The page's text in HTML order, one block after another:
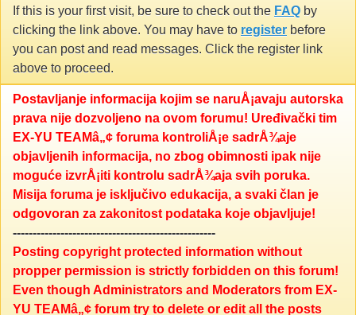
If this is your first visit, be sure to check out the FAQ by
clicking the link above. You may have to register before
you can post and read messages. Click the register link
above to proceed.
Postavljanje informacija kojim se naruÅ¡avaju autorska
prava nije dozvoljeno na ovom forumu! Uređivački tim
EX-YU TEAMâ„¢ foruma kontroliÅ¡e sadrÅ¾aje
objavljenih informacija, no zbog obimnosti ipak nije
moguće izvrÅ¡iti kontrolu sadrÅ¾aja svih poruka.
Misija foruma je isključivo edukacija, a svaki član je
odgovoran za zakonitost podataka koje objavljuje!
---------------------------------------------------
Posting copyright protected information without
propper permission is strictly forbidden on this forum!
Even though Administrators and Moderators from EX-
YU TEAMâ„¢ forum try to delete or edit all the posts